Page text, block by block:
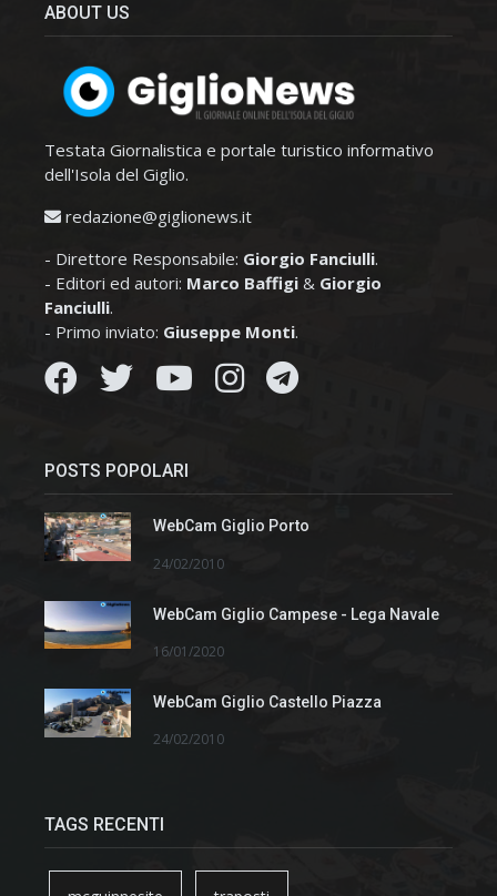
ABOUT US
Testata Giornalistica e portale turistico informativo
dell'Isola del Giglio.
redazione@giglionews.it
- Direttore Responsabile: Giorgio Fanciulli.
- Editori ed autori: Marco Baffigi & Giorgio
Fanciulli.
- Primo inviato: Giuseppe Monti.
POSTS POPOLARI
WebCam Giglio Porto
24/02/2010
WebCam Giglio Campese - Lega Navale
16/01/2020
WebCam Giglio Castello Piazza
24/02/2010
TAGS RECENTI